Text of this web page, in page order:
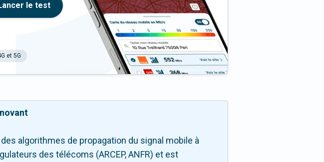
le test
et 5G
algorithmes de propagation du signal mobile à
des télécoms (ARCEP, ANFR) et est